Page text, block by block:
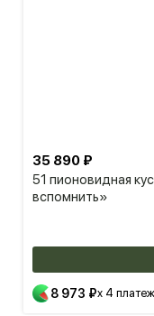
51 пионовидная
вспомнить»
35 890 ₽
8 973 ₽x 4